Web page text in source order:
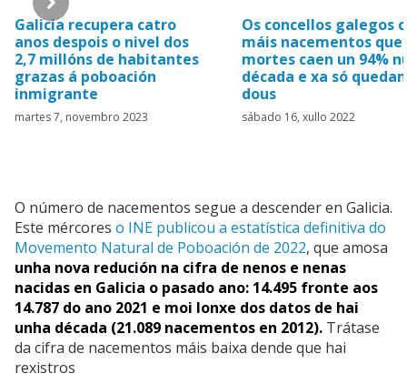
Hemeroteca
Galicia recupera catro
anos despois o nivel dos
2,7 millóns de habitantes
grazas á poboación
inmigrante
martes 7, novembro 2023
Os concellos galegos
máis nacementos que
mortes caen un 94%
década e xa só quedan
dous
sábado 16, xullo 2022
O número de nacementos segue a descender en Galicia.
Este mércores o INE publicou a estatística definitiva do
Movemento Natural de Poboación de 2022, que amosa
unha nova redución na cifra de nenos e nenas
nacidas en Galicia o pasado ano: 14.495 fronte aos
14.787 do ano 2021 e moi lonxe dos datos de hai
unha década (21.089 nacementos en 2012). Trátase
da cifra de nacementos máis baixa dende que hai
rexistros